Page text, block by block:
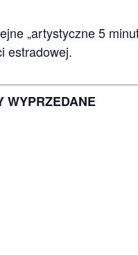
„artystyczne 5
estradowej.
WYPRZEDANE